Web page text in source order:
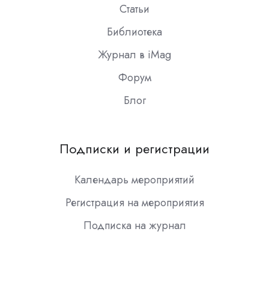
Статьи
Библиотека
Журнал в iMag
Форум
Блог
Подписки и регистрации
Календарь мероприятий
Регистрация на мероприятия
Подписка на журнал